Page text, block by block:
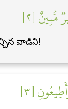
مُّبِينٌ [٢]
వాడిని!
[٣]